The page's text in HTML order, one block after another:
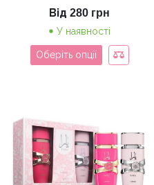
Від 280 грн
У наявності
Оберіть опції